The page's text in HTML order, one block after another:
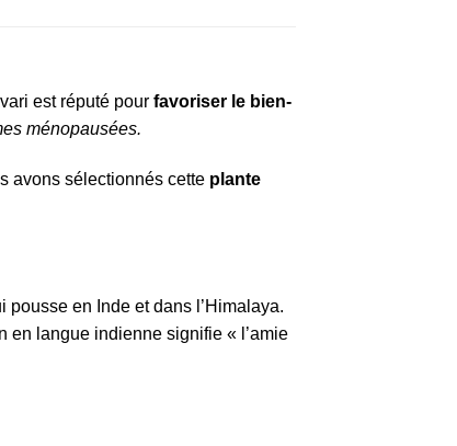
est réputé pour favoriser le bien-
ménopausées.
avons sélectionnés cette plante
en Inde et dans l’Himalaya.
en langue indienne signifie « l’amie